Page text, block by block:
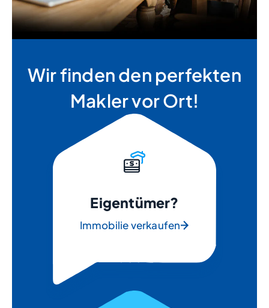
Wir finden den perfekten
Makler vor Ort!
Eigentümer?
Immobilie verkaufen